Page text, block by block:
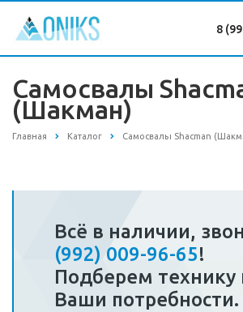
8
Самосвалы
(Шакман)
Главная Каталог Самосвалы Shacman
Всё в наличии,
(992) 009-96-65!
Подберем технику
Ваши потребности.